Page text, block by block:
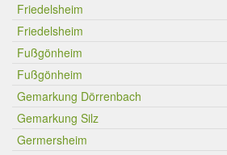
Friedelsheim
Friedelsheim
Fußgönheim
Fußgönheim
Gemarkung Dörrenbach
Gemarkung Silz
Germersheim